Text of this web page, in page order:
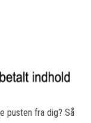
pusten fra dig? Så